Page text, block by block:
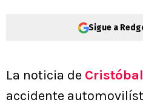
Sigue a
La noticia de
accidente